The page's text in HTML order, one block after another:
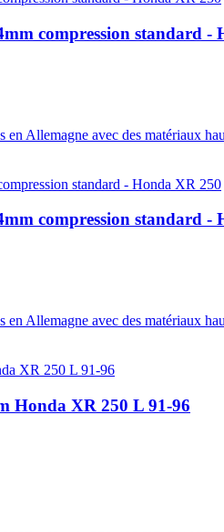
compression standard -
en Allemagne avec des matériaux
compression standard -
en Allemagne avec des matériaux
Honda XR 250 L 91-96